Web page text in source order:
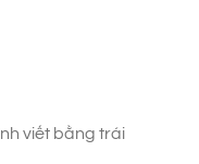
viết bằng trái